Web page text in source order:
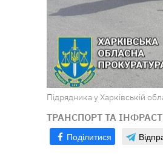
Підрядника у Харківській
ТРАНСПОРТ ТА
Поділитися